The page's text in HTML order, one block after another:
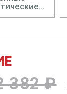
382 ₽